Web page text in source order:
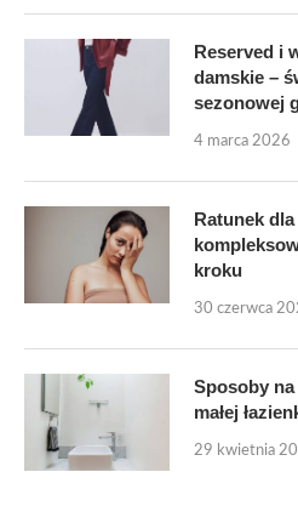
Reserved i
damskie –
sezonowej
4 marca 2026
Ratunek
kroku
30 czerwca
Sposoby
małej
29 kwietnia